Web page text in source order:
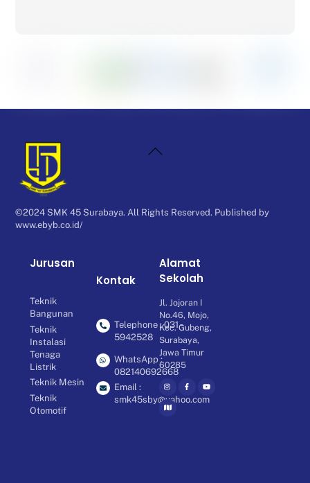
To
©2024 SMK 45 Surabaya. All Rights Reserved. Published by
www.ebyb.co.id/
Jurusan
Teknik
Bangunan
Teknik
Instalasi
Tenaga
Listrik
Teknik Mesin
Teknik
Otomotif
Kontak
Telephone : 031 -
5942528
WhatsApp :
082140692668
Email :
smk45sby@yahoo.com
Alamat
Sekolah
Jl. Jojoran I
No.46, Mojo,
Kec. Gubeng,
Surabaya,
Jawa Timur
60285